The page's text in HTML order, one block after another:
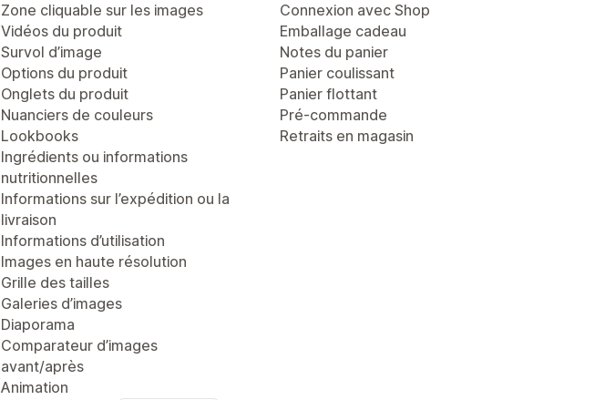
Zone cliquable sur les images
Vidéos du produit
Survol d’image
Options du produit
Onglets du produit
Nuanciers de couleurs
Lookbooks
Ingrédients ou informations
nutritionnelles
Informations sur l’expédition ou la
livraison
Informations d’utilisation
Images en haute résolution
Grille des tailles
Galeries d’images
Diaporama
Comparateur d’images
avant/après
Animation
Connexion avec Shop
Emballage cadeau
Notes du panier
Panier coulissant
Panier flottant
Pré-commande
Retraits en magasin